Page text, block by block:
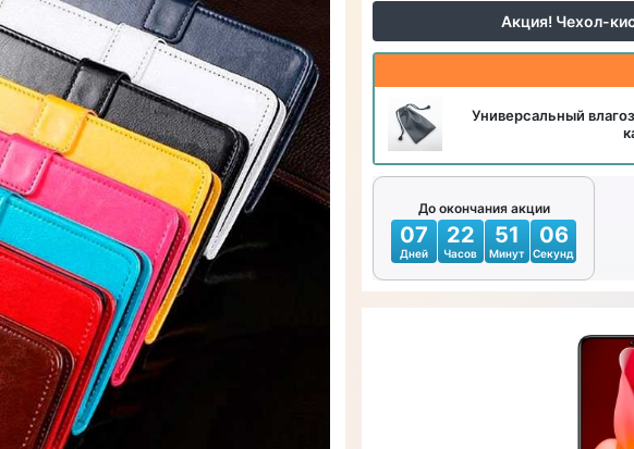
Акция! Чехол-
Универсальный
До окончания акции
07
Дней
22
Часов
51
Минут
03
Секунд